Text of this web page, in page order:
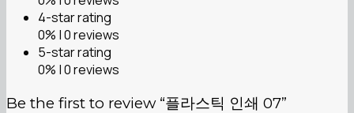
4-star rating
0% | 0 reviews
5-star rating
0% | 0 reviews
Be the first to review “플라스틱 인쇄 07”